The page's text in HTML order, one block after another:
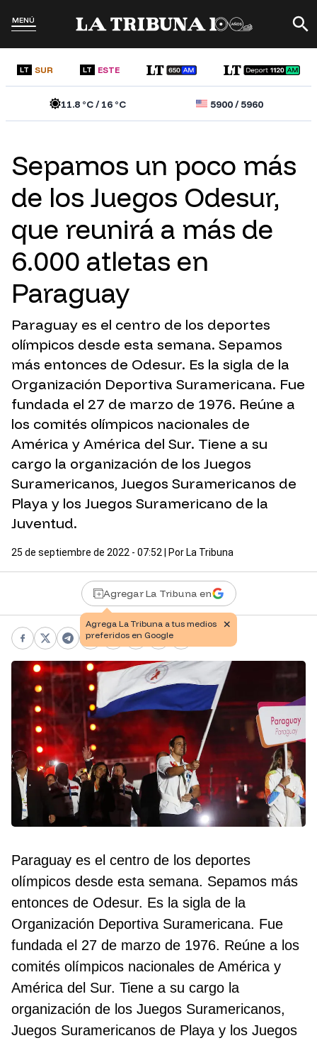
MENÚ
LT SUR LT ESTE
11.8 °C /16 °C 5900/5960
Sepamos un poco más
de los Juegos Odesur,
que reunirá a más de
6.000 atletas en
Paraguay
Paraguay es el centro de los deportes
olímpicos desde esta semana. Sepamos
más entonces de Odesur. Es la sigla de la
Organización Deportiva Suramericana. Fue
fundada el 27 de marzo de 1976. Reúne a
los comités olímpicos nacionales de
América y América del Sur. Tiene a su
cargo la organización de los Juegos
Suramericanos, Juegos Suramericanos de
Playa y los Juegos Suramericano de la
Juventud.
25 de septiembre de 2022 - 07:52 | Por La Tribuna
Agregar La Tribuna en
Facebook
X Telegram
WhatsApp
Pinterest
LinkedIn
PrintCopy link
Paraguay es el centro de los deportes
olímpicos desde esta semana. Sepamos más
entonces de Odesur. Es la sigla de la
Organización Deportiva Suramericana. Fue
fundada el 27 de marzo de 1976. Reúne a los
comités olímpicos nacionales de América y
América del Sur. Tiene a su cargo la
organización de los Juegos Suramericanos,
Juegos Suramericanos de Playa y los Juegos